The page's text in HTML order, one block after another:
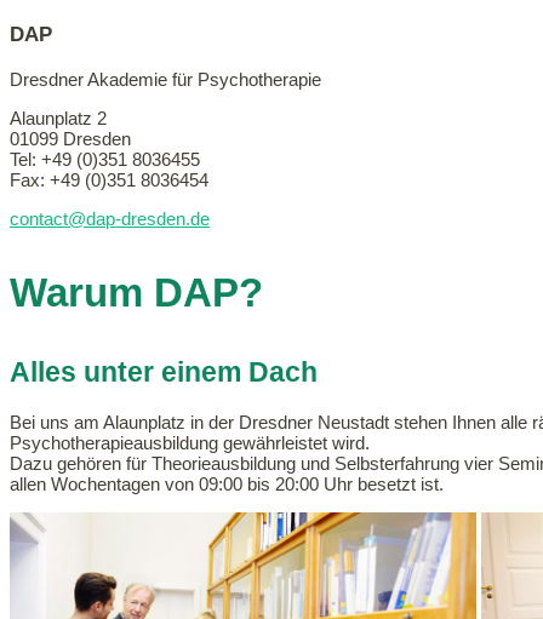
DAP
Dresdner Akademie für Psychotherapie
Alaunplatz 2
01099 Dresden
Tel: +49 (0)351 8036455
Fax: +49 (0)351 8036454
contact@dap-dresden.de
Warum DAP?
Alles unter einem Dach
Bei uns am Alaunplatz in der Dresdner Neustadt stehen Ihnen
Psychotherapieausbildung gewährleistet wird.
Dazu gehören für Theorieausbildung und Selbsterfahrung vier
allen Wochentagen von 09:00 bis 20:00 Uhr besetzt ist.